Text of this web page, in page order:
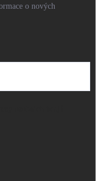
o nových